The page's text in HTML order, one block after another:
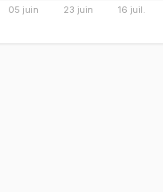
05 juin 23 juin 16 juil.